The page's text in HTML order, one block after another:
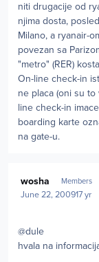
niti drugacije od
njima dosta,
Milano, a ryanair-
povezan sa
"metro" (RER)
On-line check-in
ne placa (oni su
line check-in
boarding karte
na gate-u.
wosha Members
June 22, 200917 yr
@dule
hvala na